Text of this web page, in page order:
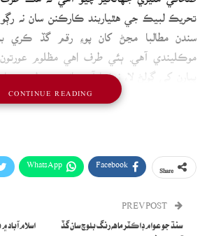
تحريڪ لبيڪ جي هٿياربند ڪارڪنن سان نه
سندن مطالبا مڃڻ کان پوءِ رقم گڏ ڪري
موڪليندي آهي. ٻئي طرف اهي مظلوم
پيارن کي ڳولڻ لاءِ نڪتا آهن، انهن تي لٺيون
سان ڳالهائڻ به پسند نه ٿا ڪن. هي ظلم نه ته ٻيو
Facebook
WhatsApp
سنڌ جو عوام ڊاڪٽر ماهه رنگ بلوچ سان گڏ
اسلام آباد